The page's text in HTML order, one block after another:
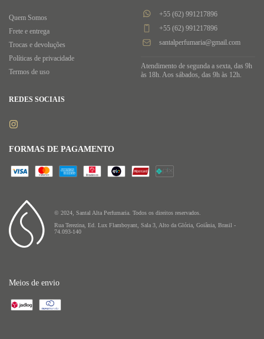
© 2024, Santal Alta Perfumaria. Todos os direitos reservados.
Rua Terezina, Ed. Lux Flamboyant, Sala 3, Alto da Glória, Goiânia, Brasil -
74.093-140
Quem Somos
Frete e entrega
Trocas e devoluções
Políticas de privacidade
Termos de uso
+55 (62) 991217896
+55 (62) 991217896
santalperfumaria@gmail.com
Atendimento de segunda a sexta, das 9h
às 18h. Aos sábados, das 9h às 12h.
REDES SOCIAIS
FORMAS DE PAGAMENTO
Meios de envio